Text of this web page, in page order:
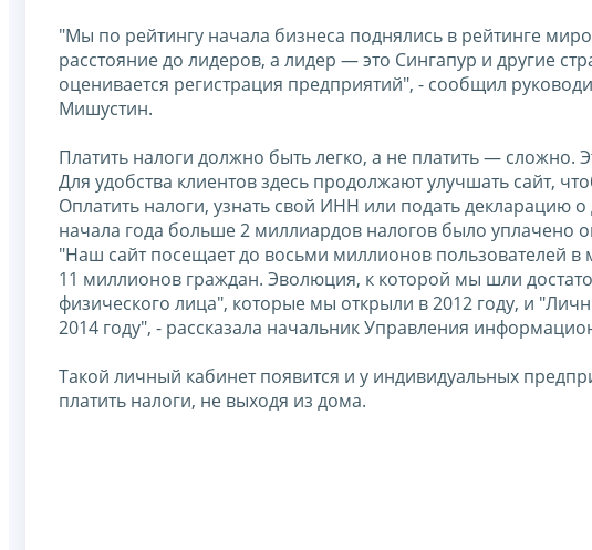
"Мы по рейтингу начала бизнеса поднялись в рейтинге
расстояние до лидеров, а лидер — это Сингапур и другие
оценивается регистрация предприятий", - сообщил
Мишустин.
Платить налоги должно быть легко, а не платить —
Для удобства клиентов здесь продолжают улучшать сайт,
Оплатить налоги, узнать свой ИНН или подать декларацию
начала года больше 2 миллиардов налогов было уплачено
"Наш сайт посещает до восьми миллионов пользователей
11 миллионов граждан. Эволюция, к которой мы шли
физического лица", которые мы открыли в 2012 году, и
2014 году", - рассказала начальник Управления
Такой личный кабинет появится и у индивидуальных
платить налоги, не выходя из дома.